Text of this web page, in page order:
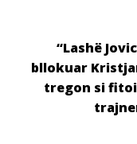
“Lashë
bllokuar
tregon si